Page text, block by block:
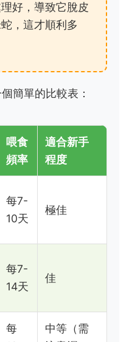
好，導致它脫皮
，這才順利多
簡單的比較表：
喂食
頻率
適合新手
程度
每7-
10天
極佳
每7-
14天
佳
每
中等（需